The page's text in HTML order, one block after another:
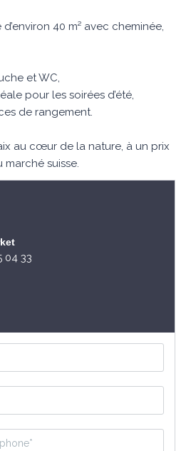
40 m² avec cheminée,
et WC,
pour les soirées d’été,
de rangement.
au cœur de la nature, à un prix
suisse.
04 33